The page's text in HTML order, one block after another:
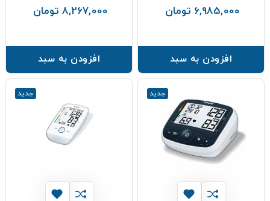
6,985,000 تومان
افزودن به سبد
8,267,000 تومان
افزودن به سبد
جدید جدید